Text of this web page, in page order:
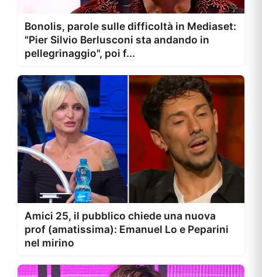
Bonolis, parole sulle difficoltà in Mediaset:
"Pier Silvio Berlusconi sta andando in
pellegrinaggio", poi f...
Amici 25, il pubblico chiede una nuova
prof (amatissima): Emanuel Lo e Peparini
nel mirino